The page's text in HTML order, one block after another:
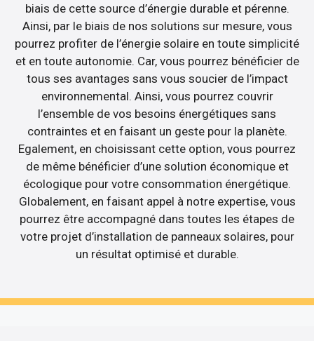
biais de cette source d’énergie durable et pérenne.
Ainsi, par le biais de nos solutions sur mesure, vous
pourrez profiter de l’énergie solaire en toute simplicité
et en toute autonomie. Car, vous pourrez bénéficier de
tous ses avantages sans vous soucier de l’impact
environnemental. Ainsi, vous pourrez couvrir
l’ensemble de vos besoins énergétiques sans
contraintes et en faisant un geste pour la planète.
Egalement, en choisissant cette option, vous pourrez
de même bénéficier d’une solution économique et
écologique pour votre consommation énergétique.
Globalement, en faisant appel à notre expertise, vous
pourrez être accompagné dans toutes les étapes de
votre projet d’installation de panneaux solaires, pour
un résultat optimisé et durable.